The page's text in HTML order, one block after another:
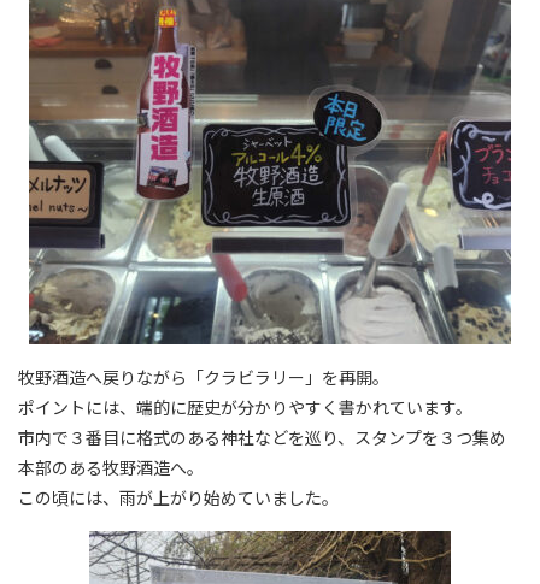
牧野酒造へ戻りながら「クラビラリー」を再開。
ポイントには、端的に歴史が分かりやすく書かれています。
市内で３番目に格式のある神社などを巡り、スタンプを３つ集め
本部のある牧野酒造へ。
この頃には、雨が上がり始めていました。